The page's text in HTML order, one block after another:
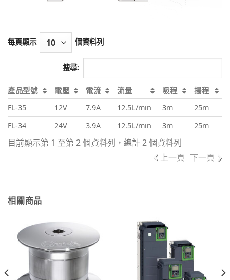
每頁顯示 個資料列
搜尋:
產品型號 電壓 電流 流量 吸程
揚程
FL-35
12V 7.9A 12.5L/min 3m
25m
FL-34
24V 3.9A 12.5L/min 3m 25m
目前顯示第 1 至第 2 個資料列，總計 2 個資料列
上一頁 下一頁
相關商品